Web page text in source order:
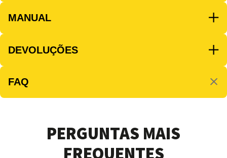
MANUAL
DEVOLUÇÕES
FAQ
PERGUNTAS MAIS
FREQUENTES